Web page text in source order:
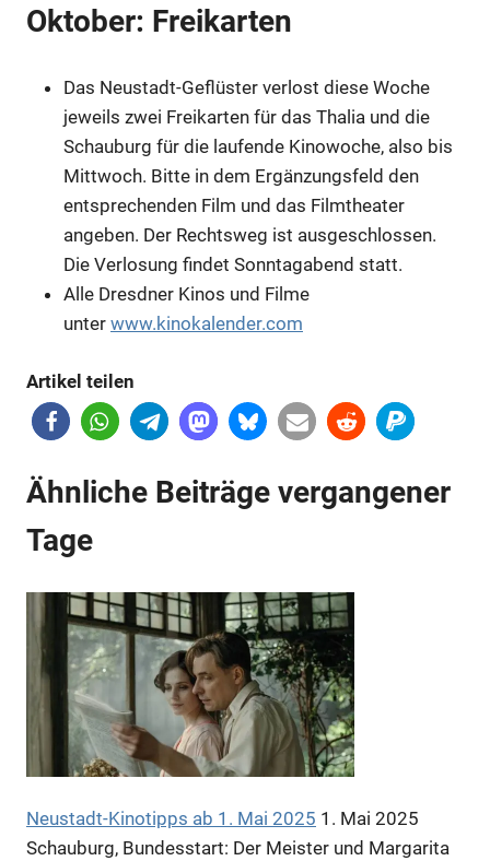
Anzeige
Anzeige
Oktober: Freikarten
Das Neustadt-Geflüster verlost diese Woche
jeweils zwei Freikarten für das Thalia und die
Schauburg für die laufende Kinowoche, also bis
Mittwoch. Bitte in dem Ergänzungsfeld den
entsprechenden Film und das Filmtheater
angeben. Der Rechtsweg ist ausgeschlossen.
Die Verlosung findet Sonntagabend statt.
Alle Dresdner Kinos und Filme
unter www.kinokalender.com
Artikel teilen
Ähnliche Beiträge vergangener
Tage
Neustadt-Kinotipps ab 1. Mai 2025 1. Mai 2025
Schauburg, Bundesstart: Der Meister und Margarita